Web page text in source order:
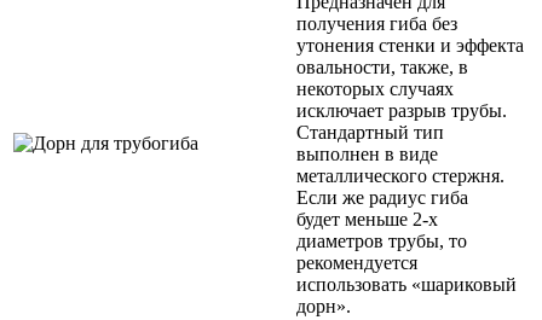
получения гиба без
утонения стенки и эффекта
овальности, также, в
некоторых случаях
исключает разрыв трубы.
Стандартный тип
выполнен в виде
металлического стержня.
Если же радиус гиба
будет меньше 2-х
диаметров трубы, то
рекомендуется
использовать «шариковый
дорн».